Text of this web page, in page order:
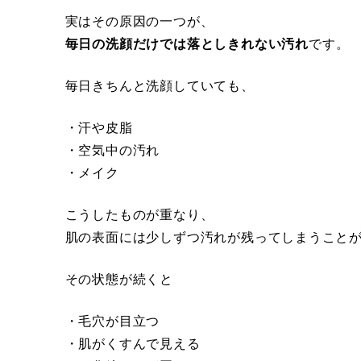
実はその原因の一つが、
毎日の洗顔だけでは落としきれない汚れです。
毎日きちんと洗顔していても、
・汗や皮脂
・空気中の汚れ
・メイク
こうしたものが重なり、
肌の表面には少しずつ汚れが残ってしまうことが
その状態が続くと
・毛穴が目立つ
・肌がくすんで見える